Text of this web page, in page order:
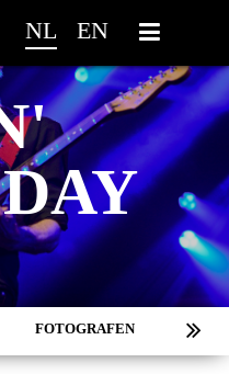
NL EN
FOTOGRAFEN
DE KROSSE